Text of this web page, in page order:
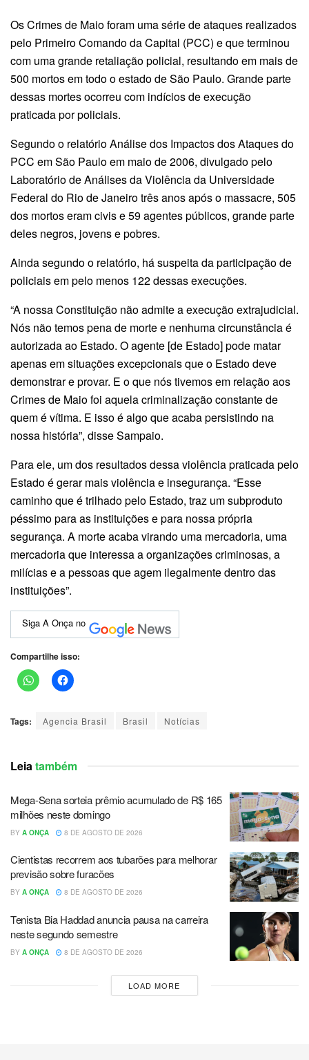
Os Crimes de Maio foram uma série de ataques realizados
pelo Primeiro Comando da Capital (PCC) e que terminou
com uma grande retaliação policial, resultando em mais de
500 mortos em todo o estado de São Paulo. Grande parte
dessas mortes ocorreu com indícios de execução
praticada por policiais.
Segundo o relatório Análise dos Impactos dos Ataques do
PCC em São Paulo em maio de 2006, divulgado pelo
Laboratório de Análises da Violência da Universidade
Federal do Rio de Janeiro três anos após o massacre, 505
dos mortos eram civis e 59 agentes públicos, grande parte
deles negros, jovens e pobres.
Ainda segundo o relatório, há suspeita da participação de
policiais em pelo menos 122 dessas execuções.
“A nossa Constituição não admite a execução extrajudicial.
Nós não temos pena de morte e nenhuma circunstância é
autorizada ao Estado. O agente [de Estado] pode matar
apenas em situações excepcionais que o Estado deve
demonstrar e provar. E o que nós tivemos em relação aos
Crimes de Maio foi aquela criminalização constante de
quem é vítima. E isso é algo que acaba persistindo na
nossa história”, disse Sampaio.
Para ele, um dos resultados dessa violência praticada pelo
Estado é gerar mais violência e insegurança. “Esse
caminho que é trilhado pelo Estado, traz um subproduto
péssimo para as instituições e para nossa própria
segurança. A morte acaba virando uma mercadoria, uma
mercadoria que interessa a organizações criminosas, a
milícias e a pessoas que agem ilegalmente dentro das
instituições”.
Siga A Onça no
Compartilhe isso:
Tags: Agencia Brasil Brasil Notícias
Leia também
Mega-Sena sorteia prêmio acumulado de R$ 165
milhões neste domingo
BY A ONÇA 8 DE AGOSTO DE 2026
Cientistas recorrem aos tubarões para melhorar
previsão sobre furacões
BY A ONÇA 8 DE AGOSTO DE 2026
Tenista Bia Haddad anuncia pausa na carreira
neste segundo semestre
BY A ONÇA 8 DE AGOSTO DE 2026
LOAD MORE